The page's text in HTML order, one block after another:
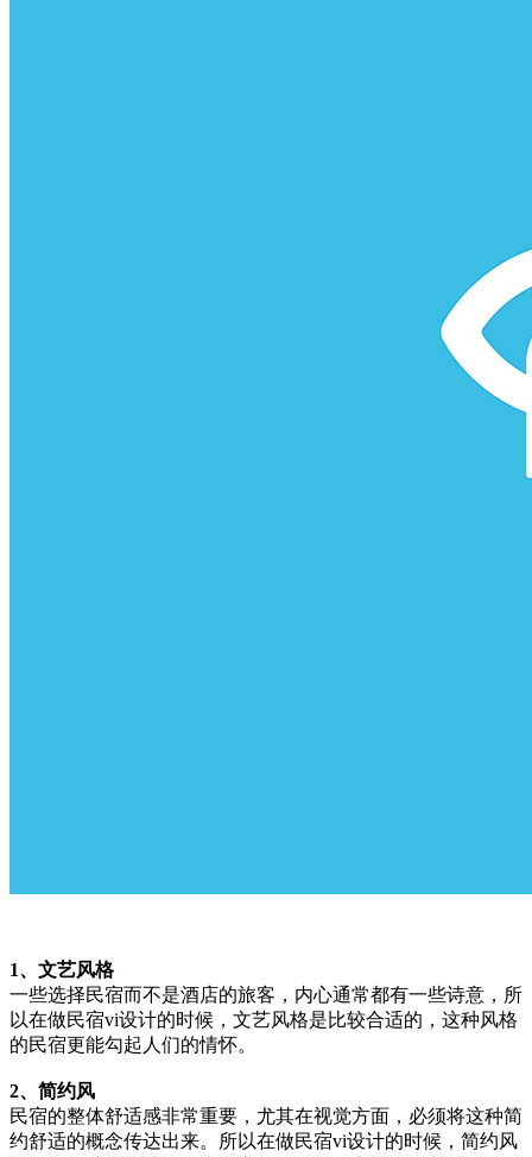
1、文艺风格
一些选择民宿而不是酒店的旅客，内心通常都有一些诗意，所
以在做民宿vi设计的时候，文艺风格是比较合适的，这种风格
的民宿更能勾起人们的情怀。
2、简约风
民宿的整体舒适感非常重要，尤其在视觉方面，必须将这种简
约舒适的概念传达出来。所以在做民宿vi设计的时候，简约风